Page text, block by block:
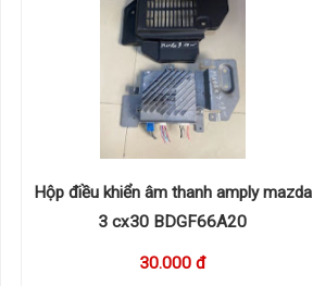
Hộp điều khiển âm thanh amply mazda
3 cx30 BDGF66A20
30.000 đ